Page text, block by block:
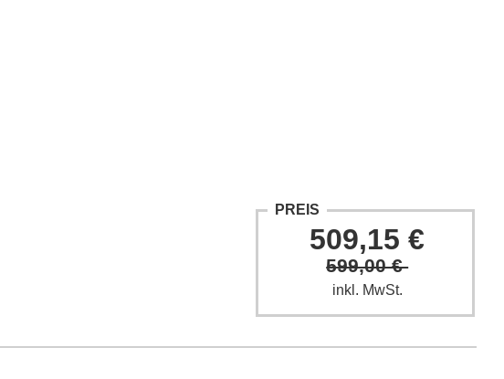
PREIS
509,15 €
599,00 €
inkl. MwSt.